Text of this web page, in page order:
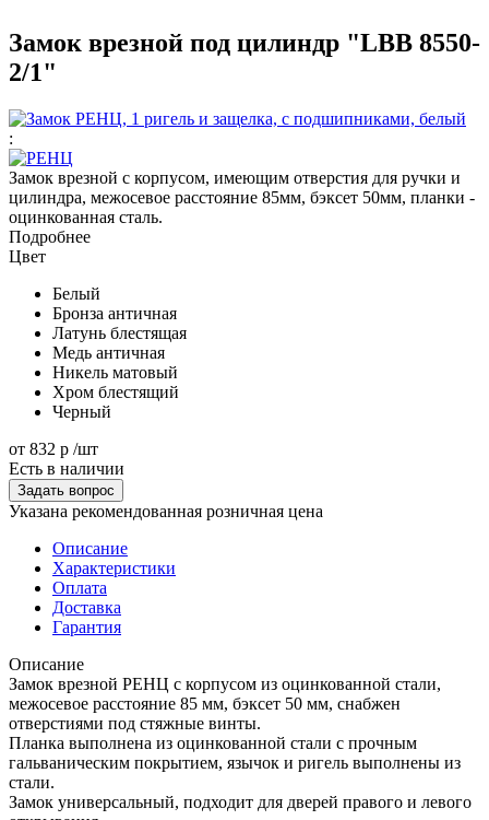
Замок врезной под цилиндр "LBB 8550-
2/1"
:
Замок врезной с корпусом, имеющим отверстия для ручки и
цилиндра, межосевое расстояние 85мм, бэксет 50мм, планки -
оцинкованная сталь.
Подробнее
Цвет
Белый
Бронза античная
Латунь блестящая
Медь античная
Никель матовый
Хром блестящий
Черный
от 832 р /шт
Есть в наличии
Задать вопрос
Указана рекомендованная розничная цена
Описание
Характеристики
Оплата
Доставка
Гарантия
Описание
Замок врезной РЕНЦ с корпусом из оцинкованной стали,
межосевое расстояние 85 мм, бэксет 50 мм, снабжен
отверстиями под стяжные винты.
Планка выполнена из оцинкованной стали с прочным
гальваническим покрытием, язычок и ригель выполнены из
стали.
Замок универсальный, подходит для дверей правого и левого